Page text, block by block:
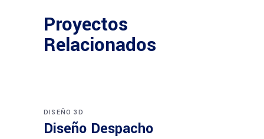
Proyectos
Relacionados
DISEÑO 3D
Diseño Despacho